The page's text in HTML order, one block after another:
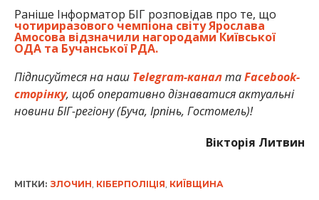
Раніше Інформатор БІГ розповідав про те, що
чотириразового чемпіона світу Ярослава
Амосова відзначили нагородами Київської
ОДА та Бучанської РДА.
Підписуйтеся на наш Telegram-каналтаFacebook-
сторінку, щоб оперативно дізнаватися актуальні
новини БІГ-регіону (Буча, Ірпінь, Гостомель)!
Вікторія Литвин
МІТКИ: ЗЛОЧИН, КІБЕРПОЛІЦІЯ, КИЇВЩИНА